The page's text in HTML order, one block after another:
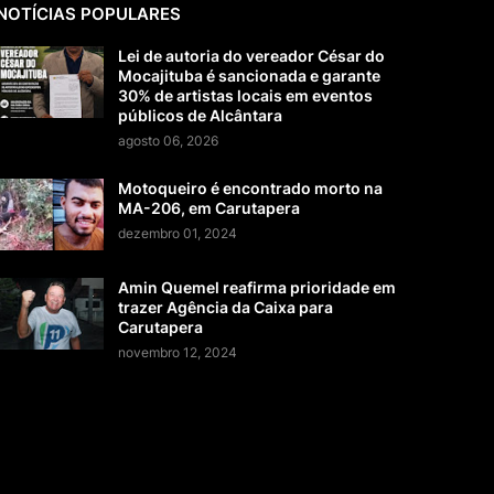
POPULARES
Lei de autoria do vereador César do
Mocajituba é sancionada e garante
30% de artistas locais em eventos
públicos de Alcântara
agosto 06, 2026
Motoqueiro é encontrado morto na
MA-206, em Carutapera
dezembro 01, 2024
Amin Quemel reafirma prioridade em
trazer Agência da Caixa para
Carutapera
novembro 12, 2024